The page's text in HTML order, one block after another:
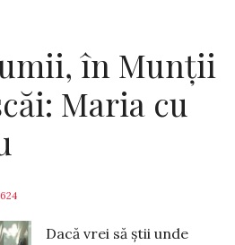
în Munții
Maria cu
Dacă vrei să știi unde